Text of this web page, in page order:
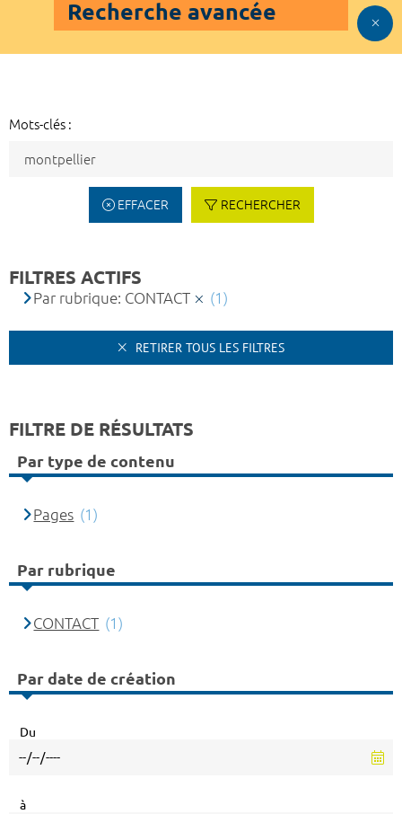
Recherche avancée
Mots-clés :
EFFACER RECHERCHER
FILTRES ACTIFS
Par rubrique: CONTACT (1)
RETIRER TOUS LES FILTRES
FILTRE DE RÉSULTATS
Par type de contenu
Pages (1)
Par rubrique
CONTACT (1)
Par date de création
Du
à